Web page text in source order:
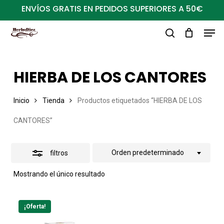
al
contenido
ENVÍOS GRATIS EN PEDIDOS SUPERIORES A 50€
HIERBA DE LOS CANTORES
Inicio Tienda Productos etiquetados “HIERBA DE LOS
CANTORES”
filtros
Mostrando el único resultado
Orden predeterminado
Close
Filters
¡Oferta!
Close